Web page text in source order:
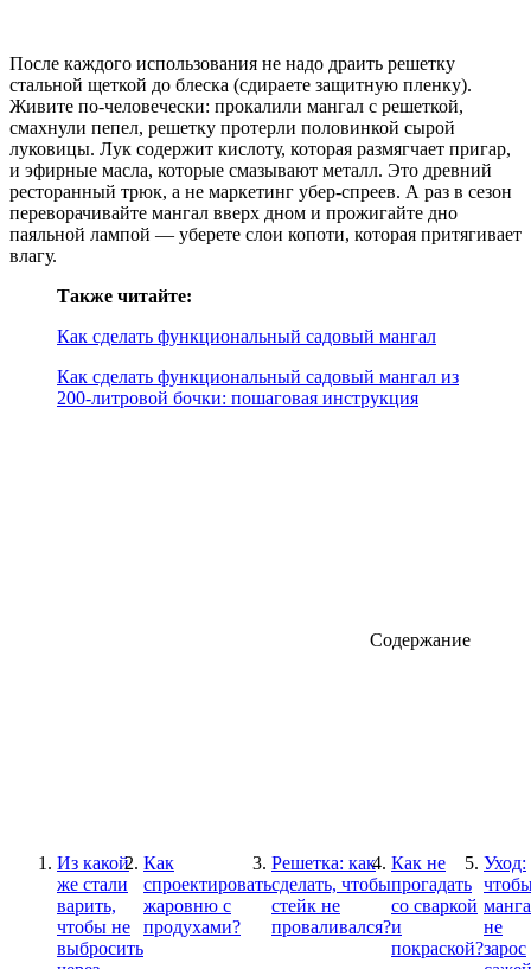
После каждого использования не надо драить решетку
стальной щеткой до блеска (сдираете защитную пленку).
Живите по-человечески: прокалили мангал с решеткой,
смахнули пепел, решетку протерли половинкой сырой
луковицы. Лук содержит кислоту, которая размягчает пригар,
и эфирные масла, которые смазывают металл. Это древний
ресторанный трюк, а не маркетинг убер-спреев. А раз в сезон
переворачивайте мангал вверх дном и прожигайте дно
паяльной лампой — уберете слои копоти, которая притягивает
влагу.
Также читайте:
Как сделать функциональный садовый мангал
Как сделать функциональный садовый мангал из
200-литровой бочки: пошаговая инструкция
Содержание
Из какой
же стали
варить,
чтобы не
выбросить
Как
спроектировать
жаровню с
продухами?
Решетка: как
сделать, чтобы
стейк не
проваливался?
Как не
прогадать
со сваркой
и
покраской?
Уход:
не
зарос